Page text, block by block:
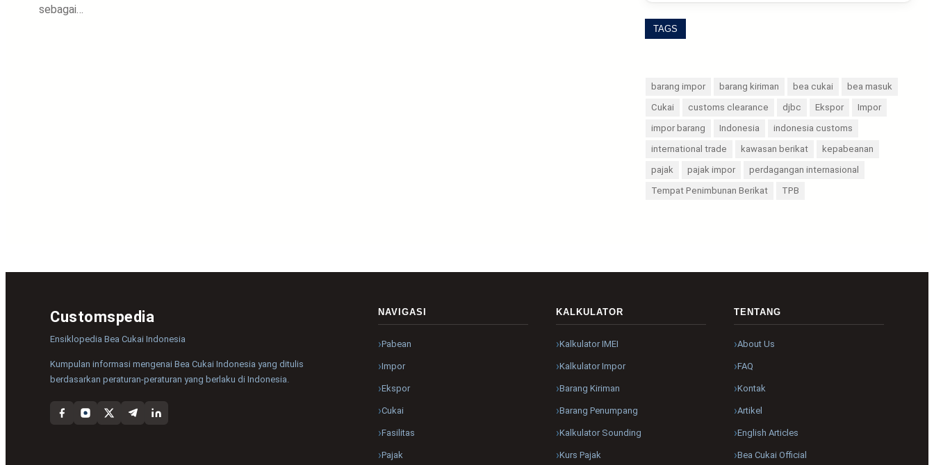
sebagai…
TAGS
barang impor barang kiriman bea cukai
bea masuk
Cukai
customs clearance djbc Ekspor
Impor
impor barang
Indonesia
indonesia customs
international trade
kawasan berikat
kepabeanan
pajak
pajak impor
perdagangan internasional
Tempat Penimbunan Berikat
TPB
Customspedia
Ensiklopedia Bea Cukai Indonesia
Kumpulan informasi mengenai Bea Cukai Indonesia yang ditulis
berdasarkan peraturan-peraturan yang berlaku di Indonesia.
NAVIGASI
Pabean
Impor
Ekspor
Cukai
Fasilitas
Pajak
KALKULATOR
Kalkulator IMEI
Kalkulator Impor
Barang Kiriman
Barang Penumpang
Kalkulator Sounding
Kurs Pajak
TENTANG
About Us
FAQ
Kontak
Artikel
English Articles
Bea Cukai Official